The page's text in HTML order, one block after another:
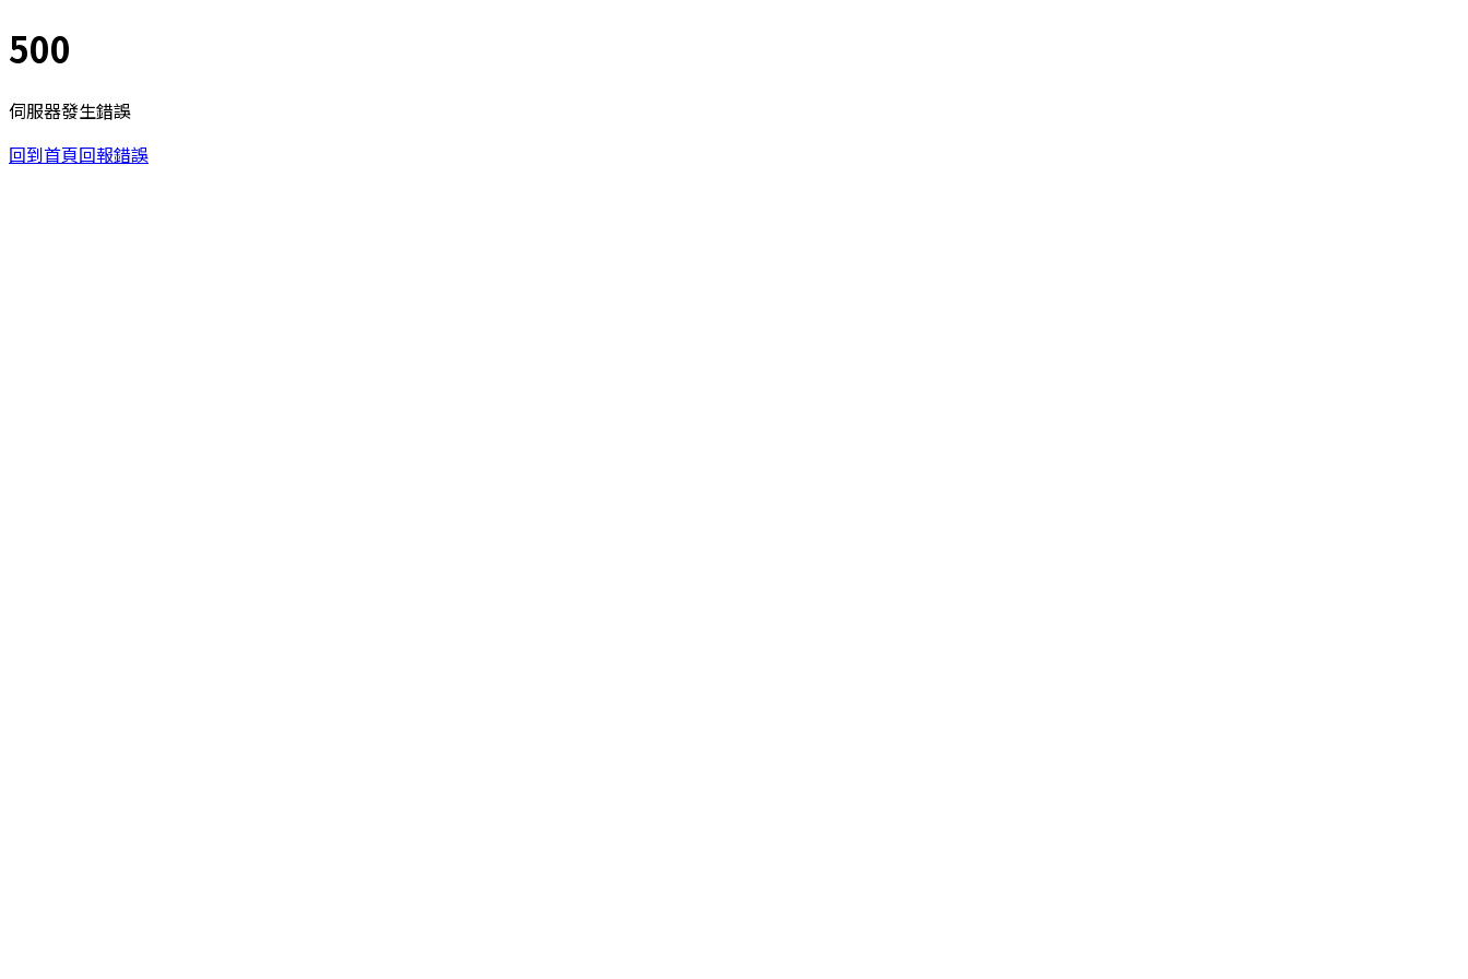
500
伺服器發生錯誤
回到首頁回報錯誤